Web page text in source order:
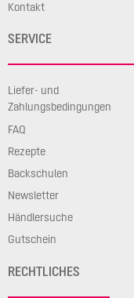
Kontakt
SERVICE
Liefer- und
Zahlungsbedingungen
FAQ
Rezepte
Backschulen
Newsletter
Händlersuche
Gutschein
RECHTLICHES